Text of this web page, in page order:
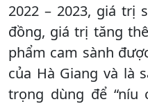
2022 – 2023, giá trị
đồng, giá trị tăng
phẩm cam sành
của Hà Giang và là
trọng dùng để “níu